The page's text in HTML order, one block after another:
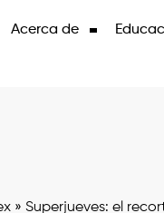
Acerca de
» Superjueves: el